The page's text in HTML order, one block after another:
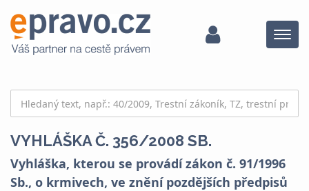
Menu
VYHLÁŠKA Č. 356/2008 SB.
Vyhláška, kterou se provádí zákon č. 91/1996
Sb., o krmivech, ve znění pozdějších předpisů